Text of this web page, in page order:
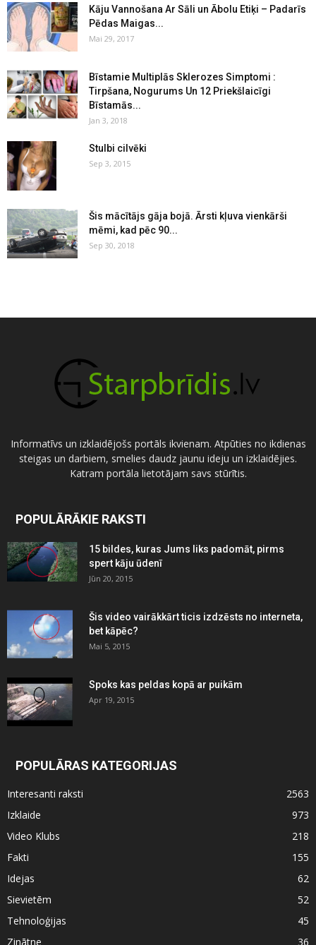
Kāju Vannošana Ar Sāli un Ābolu Etiķi – Padarīs
Pēdas Maigas...
Mai 29, 2017
Bīstamie Multiplās Sklerozes Simptomi :
Tirpšana, Nogurums Un 12 Priekšlaicīgi
Bīstamās...
Jan 3, 2018
Stulbi cilvēki
Sep 3, 2015
Šis mācītājs gāja bojā. Ārsti kļuva vienkārši
mēmi, kad pēc 90...
Sep 30, 2018
Informatīvs un izklaidējošs portāls ikvienam. Atpūties no ikdienas
steigas un darbiem, smelies daudz jaunu ideju un izklaidējies.
Katram portāla lietotājam savs stūrītis.
POPULĀRĀKIE RAKSTI
15 bildes, kuras Jums liks padomāt, pirms
spert kāju ūdenī
Jūn 20, 2015
Šis video vairākkārt ticis izdzēsts no interneta,
bet kāpēc?
Mai 5, 2015
Spoks kas peldas kopā ar puikām
Apr 19, 2015
POPULĀRAS KATEGORIJAS
Interesanti raksti
2563
Izklaide
973
Video Klubs
218
Fakti
155
Idejas
62
Sievietēm
52
Tehnoloģijas
45
Zinātne
36